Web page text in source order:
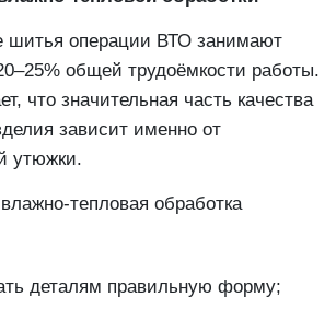
шитья операции ВТО занимают
общей трудоёмкости работы.
что значительная часть качества
зависит именно от
утюжки.
тепловая обработка
деталям правильную форму;